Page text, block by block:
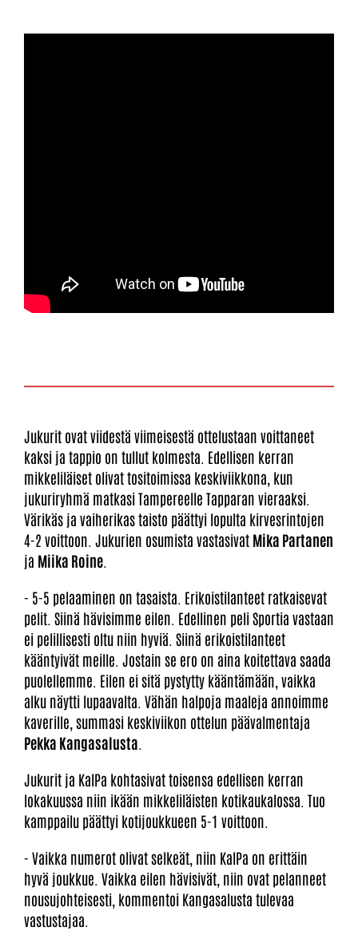
Jukurit ovat viidestä viimeisestä ottelustaan voittaneet
kaksi ja tappio on tullut kolmesta. Edellisen kerran
mikkeliläiset olivat tositoimissa keskiviikkona, kun
jukuriryhmä matkasi Tampereelle Tapparan vieraaksi.
Värikäs ja vaiherikas taisto päättyi lopulta kirvesrintojen
4-2 voittoon. Jukurien osumista vastasivat Mika Partanen
ja Miika Roine
- 5-5 pelaaminen on tasaista. Erikoistilanteet ratkaisevat
pelit. Siinä hävisimme eilen. Edellinen peli Sportia vastaan
ei pelillisesti oltu niin hyviä. Siinä erikoistilanteet
kääntyivät meille. Jostain se ero on aina koitettava saada
puolellemme. Eilen ei sitä pystytty kääntämään, vaikka
alku näytti lupaavalta. Vähän halpoja maaleja annoimme
kaverille, summasi keskiviikon ottelun päävalmentaja
Pekka Kangasalusta
Jukurit ja KalPa kohtasivat toisensa edellisen kerran
lokakuussa niin ikään mikkeliläisten kotikaukalossa. Tuo
kamppailu päättyi kotijoukkueen 5-1 voittoon.
- Vaikka numerot olivat selkeät, niin KalPa on erittäin
hyvä joukkue. Vaikka eilen hävisivät, niin ovat pelanneet
nousujohteisesti, kommentoi Kangasalusta tulevaa
vastustajaa.